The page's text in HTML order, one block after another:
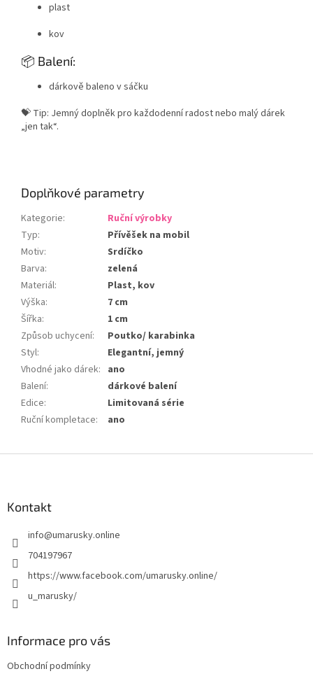
plast
kov
📦 Balení:
dárkově baleno v sáčku
💝 Tip: Jemný doplněk pro každodenní radost nebo malý dárek
„jen tak“.
Doplňkové parametry
Kategorie:
Ruční výrobky
Typ:
Přívěšek na mobil
Motiv:
Srdíčko
Barva:
zelená
Materiál:
Plast, kov
Výška:
7 cm
Šířka:
1 cm
Způsob uchycení:
Poutko/ karabinka
Styl:
Elegantní, jemný
Vhodné jako dárek: ano
Balení:
dárkové balení
Edice:
Limitovaná série
Ruční kompletace: ano
Kontakt
info@umarusky.online
704197967
https://www.facebook.com/umarusky.online/
u_marusky/
Informace pro vás
Obchodní podmínky